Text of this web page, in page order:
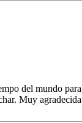
del mundo para
Muy agradecida